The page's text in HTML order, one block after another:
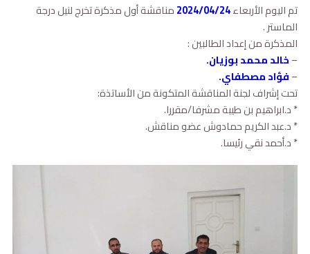
تم اليوم الأربعاء2024/04/24مناقشة أول مذكرة تخرج لنيل درجة
الماستر .
المذكرة من إعداد الطالبين :
خالد محمد بوزيان.
فؤاد مصطفاي.
تحت إشراف لجنة المناقشة المتكونة من الأساتذة:
* د.ابراهيم بن طيبة مشرفا/مقررا.
* د.عبد الكريم حمادوش عضو مناقش.
* د.أحمد نقي رئيسا.